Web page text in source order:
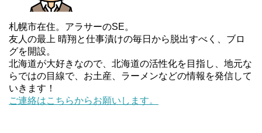
札幌市在住。アラサーのSE。
友人の最上 晴翔と仕事漬けの毎日から脱出すべく、ブロ
グを開設。
北海道が大好きなので、北海道の活性化を目指し、地元な
らではの目線で、お土産、ラーメンなどの情報を発信して
いきます！
ご連絡はこちらからお願いします。